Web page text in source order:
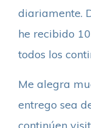
diariamente.
he recibido
todos los
Me alegra
entrego sea
continúen